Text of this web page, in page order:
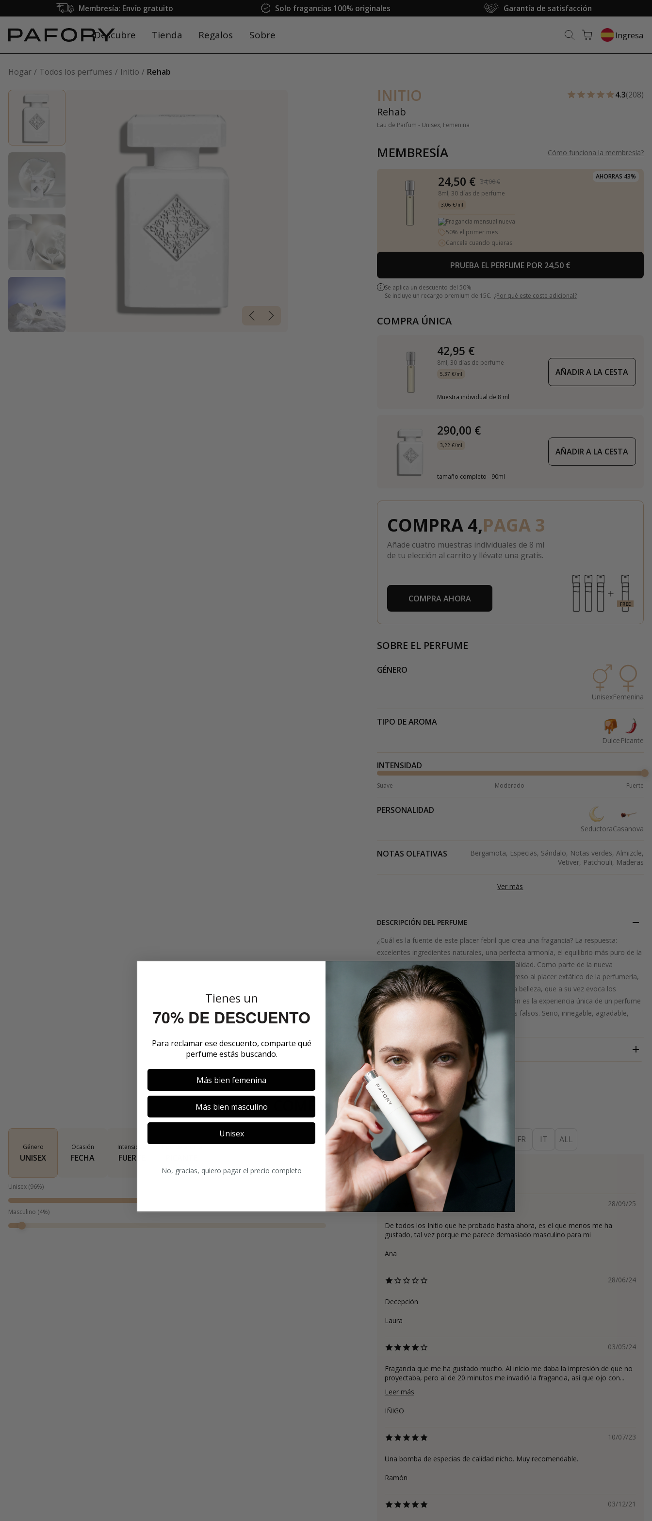
Membresía: Envío gratuito Solo fragancias 100% originales Garantía de satisfacción
Descubre Tienda Regalos Sobre Ingresa
Hogar Todos los perfumes Initio Rehab
INITIO
Rehab
Eau de Parfum - Unisex, Femenina
4.3(208)
MEMBRESÍA Cómo funciona la membresía?
AHORRAS 43%
24,50 €
34,00 €
8ml, 30 días de perfume
3,06 €/ml
Fragancia mensual nueva
50% el primer mes
Cancela cuando quieras
PRUEBA EL PERFUME POR 24,50 €
Se aplica un descuento del 50%
Se incluye un recargo premium de 15€. ¿Por qué este coste adicional?
COMPRA ÚNICA
42,95 €
8ml, 30 días de perfume
5,37 €/ml
Muestra individual de 8 ml
AÑADIR A LA CESTA
290,00 €
3,22 €/ml
tamaño completo - 90ml
AÑADIR A LA CESTA
COMPRA 4,PAGA 3
Añade cuatro muestras individuales de 8 ml
de tu elección al carrito y llévate una gratis.
COMPRA AHORA
SOBRE EL PERFUME
GÉNERO
UnisexFemenina
TIPO DE AROMA
Dulce Picante
INTENSIDAD
Suave Moderado Fuerte
PERSONALIDAD
SeductoraCasanova
NOTAS OLFATIVAS
Bergamota, Especias, Sándalo, Notas verdes, Almizcle,
Vetiver, Patchouli, Maderas
Ver más
DESCRIPCIÓN DEL PERFUME
¿Cuál es la fuente de este placer febril que crea una fragancia? La respuesta:
excelentes ingredientes naturales, una perfecta armonía, el equilibrio más puro de la
perfumería y la formulación de la más alta calidad. Como parte de la nueva
colección hedonista, Rehab promete un regreso al placer extático de la perfumería,
al primer erecto delicado: la percepción de la belleza, que a su vez evoca los
sentimientos más preciados. La rehabilitación es la experiencia única de un perfume
creado para el éxtasis: sin trucos, sin colores falsos. Serio, innegable, agradable,
narcisista, precioso.
SOBRE LA MARCA INITIO
COMENTARIOS
Género
UNISEX
Ocasión
FECHA
Intensidad
FUERTE
Tipo de aroma
Unisex (96%)
Masculino (4%)
EN DE FR IT ALL
4.3
208 Comentarios
28/09/25
De todos los Initio que he probado hasta ahora, es el que menos me ha
gustado, tal vez porque me parece demasiado masculino para mi
Ana
28/06/24
Decepción
Laura
03/05/24
Fragancia que me ha gustado mucho. Al inicio me daba la impresión de que no
proyectaba, pero al de 20 minutos me invadió la fragancia, así que ojo con...
Leer más
IÑIGO
10/07/23
Una bomba de especias de calidad nicho. Muy recomendable.
Ramón
03/12/21
Tienes un
70% DE DESCUENTO
Para reclamar ese descuento, comparte qué
perfume estás buscando.
Más bien femenina
Más bien masculino
Unisex
No, gracias, quiero pagar el precio completo